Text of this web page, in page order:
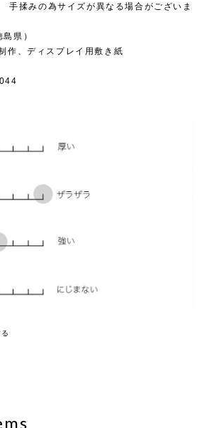
揉みの為サイズが異なる場合がございま
県）
作、ディスプレイ用敷き紙